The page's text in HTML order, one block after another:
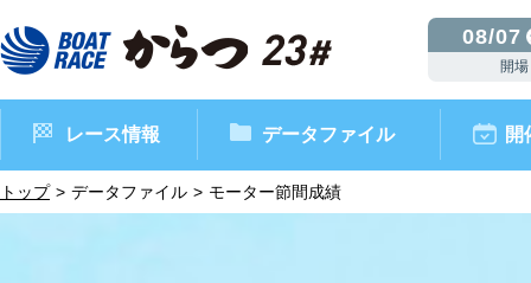
08/07
開場
レース情報 データファイル 開
トップ データファイル モーター節間成績